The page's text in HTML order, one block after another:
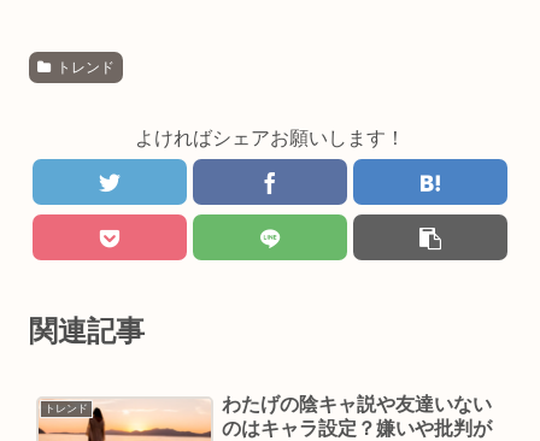
トレンド
よければシェアお願いします！
関連記事
トレンド
わたげの陰キャ説や友達いない
のはキャラ設定？嫌いや批判が